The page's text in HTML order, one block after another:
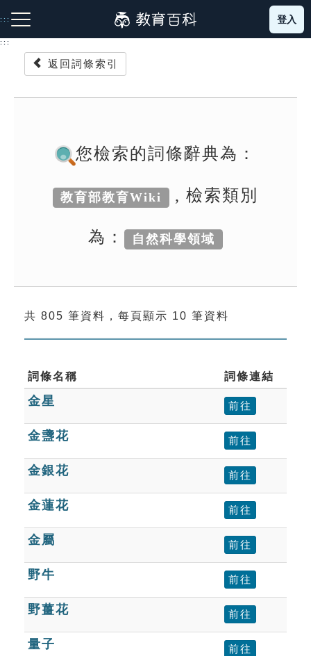
到
主
:::
成語故事
索引選單
單字索引
生命大百科索引
遊戲專區
教學應用
貓頭鷹博士
登入
:::
返回詞條索引
您檢索的詞條辭典為：
教育部教育Wiki , 檢索類別
為： 自然科學領域
共 805 筆資料，每頁顯示 10 筆資料
詞條名稱 詞條連結
金星 前往
金盞花 前往
金銀花 前往
金蓮花 前往
金屬 前往
野牛 前往
野薑花 前往
量子 前往